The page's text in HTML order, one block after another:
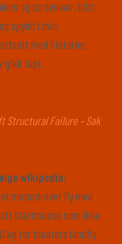
og tordenvær, blitt
spydd i min
med historier.
gikk tapt.
Structural Failure – Sak
wikipedia:
motordrevet fly med
startmasse som ikke
kg for toseters landfly